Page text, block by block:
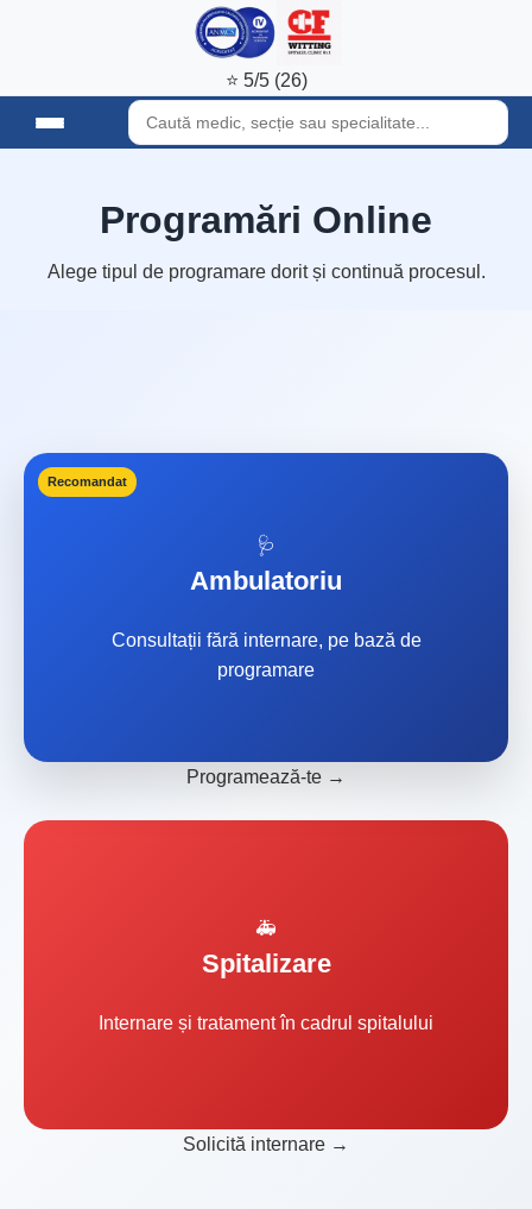
⭐ 5/5 (26)
Programări Online
Alege tipul de programare dorit și continuă procesul.
Recomandat
🩺
Ambulatoriu
Consultații fără internare, pe bază de
programare
Programează-te →
🚑
Spitalizare
Internare și tratament în cadrul spitalului
Solicită internare →